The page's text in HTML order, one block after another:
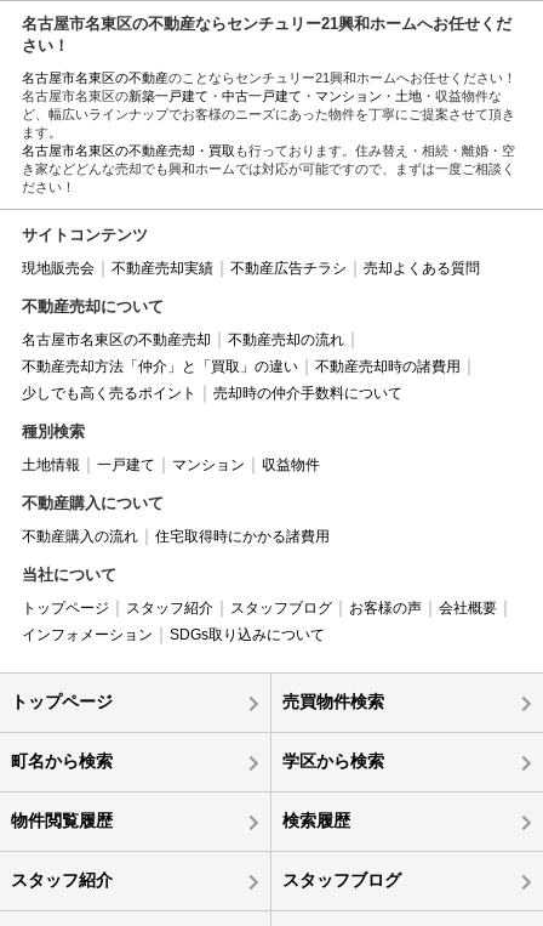
名古屋市名東区の不動産ならセンチュリー21興和ホームへお任せくだ
さい！
名古屋市名東区の不動産のことならセンチュリー21興和ホームへお任せください！
名古屋市名東区の新築一戸建て ・ 中古一戸建て ・ マンション ・ 土地・収益物件な
ど、幅広いラインナップでお客様のニーズにあった物件を丁寧にご提案させて頂き
ます。
名古屋市名東区の不動産売却・買取 も行っております。住み替え・相続・離婚・空
き家などどんな売却でも興和ホームでは対応が可能ですので、まずは一度ご相談く
ださい！
サイトコンテンツ
現地販売会 不動産売却実績 不動産広告チラシ 売却よくある質問
不動産売却について
名古屋市名東区の不動産売却
不動産売却の流れ
不動産売却方法「仲介」と「買取」の違い
不動産売却時の諸費用
少しでも高く売るポイント
売却時の仲介手数料について
種別検索
土地情報 一戸建て マンション 収益物件
不動産購入について
不動産購入の流れ 住宅取得時にかかる諸費用
当社について
トップページ スタッフ紹介 スタッフブログ お客様の声
会社概要
インフォメーション
SDGs取り込みについて
トップページ 売買物件検索
町名から検索 学区から検索
物件閲覧履歴 検索履歴
スタッフ紹介 スタッフブログ